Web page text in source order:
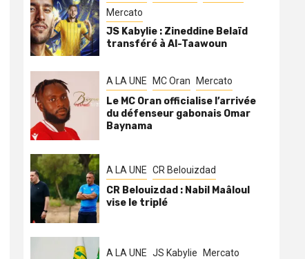
Mercato
JS Kabylie : Zineddine Belaïd
transféré à Al-Taawoun
A LA UNE MC Oran Mercato
Le MC Oran officialise l’arrivée
du défenseur gabonais Omar
Baynama
A LA UNE CR Belouizdad
CR Belouizdad : Nabil Maâloul
vise le triplé
A LA UNE JS Kabylie Mercato